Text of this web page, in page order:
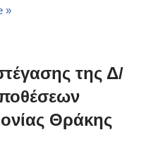
»
της Δ/
Θράκης